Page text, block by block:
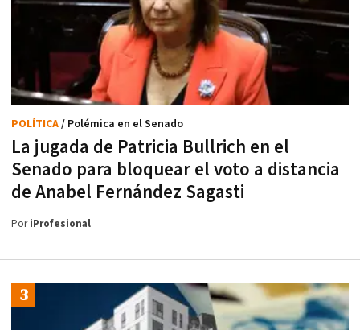
La jugada de Patricia Bullrich en el
Senado para bloquear el voto a distancia
de Anabel Fernández Sagasti
POLÍTICA/ Polémica en el Senado
PoriProfesional